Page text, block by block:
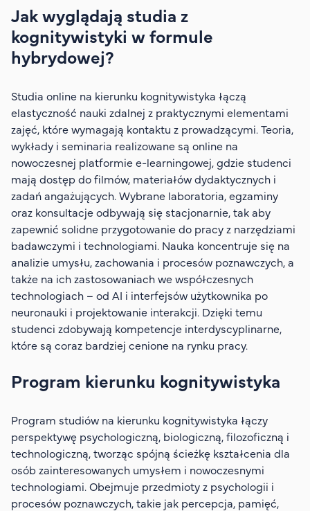
Jak wyglądają studia z
kognitywistyki w formule
hybrydowej?
Studia online na kierunku kognitywistyka łączą
elastyczność nauki zdalnej z praktycznymi elementami
zajęć, które wymagają kontaktu z prowadzącymi. Teoria,
wykłady i seminaria realizowane są online na
nowoczesnej platformie e-learningowej, gdzie studenci
mają dostęp do filmów, materiałów dydaktycznych i
zadań angażujących. Wybrane laboratoria, egzaminy
oraz konsultacje odbywają się stacjonarnie, tak aby
zapewnić solidne przygotowanie do pracy z narzędziami
badawczymi i technologiami. Nauka koncentruje się na
analizie umysłu, zachowania i procesów poznawczych, a
także na ich zastosowaniach we współczesnych
technologiach – od AI i interfejsów użytkownika po
neuronauki i projektowanie interakcji. Dzięki temu
studenci zdobywają kompetencje interdyscyplinarne,
które są coraz bardziej cenione na rynku pracy.
Program kierunku kognitywistyka
Program studiów na kierunku kognitywistyka łączy
perspektywę psychologiczną, biologiczną, filozoficzną i
technologiczną, tworząc spójną ścieżkę kształcenia dla
osób zainteresowanych umysłem i nowoczesnymi
technologiami. Obejmuje przedmioty z psychologii i
procesów poznawczych, takie jak percepcja, pamięć,